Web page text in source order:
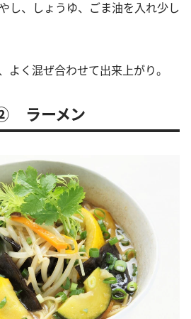
し、しょうゆ、ごま油を入れ少し
く混ぜ合わせて出来上がり。
ラーメン